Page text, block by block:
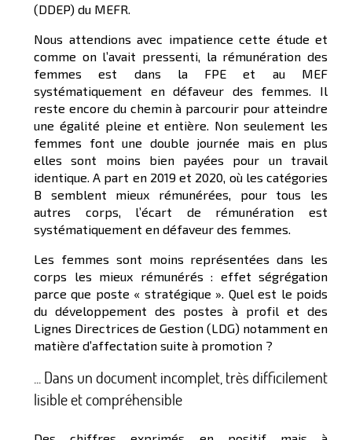
(DDEP) du MEFR.
Nous attendions avec impatience cette étude et
comme on l’avait pressenti, la rémunération des
femmes est dans la FPE et au MEF
systématiquement en défaveur des femmes. Il
reste encore du chemin à parcourir pour atteindre
une égalité pleine et entière. Non seulement les
femmes font une double journée mais en plus
elles sont moins bien payées pour un travail
identique. A part en 2019 et 2020, où les catégories
B semblent mieux rémunérées, pour tous les
autres corps, l’écart de rémunération est
systématiquement en défaveur des femmes.
Les femmes sont moins représentées dans les
corps les mieux rémunérés : effet ségrégation
parce que poste « stratégique ». Quel est le poids
du développement des postes à profil et des
Lignes Directrices de Gestion (LDG) notamment en
matière d’affectation suite à promotion ?
... Dans un document incomplet, très difficilement
lisible et compréhensible